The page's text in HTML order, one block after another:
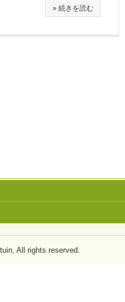
» 続きを読む
All rights reserved.